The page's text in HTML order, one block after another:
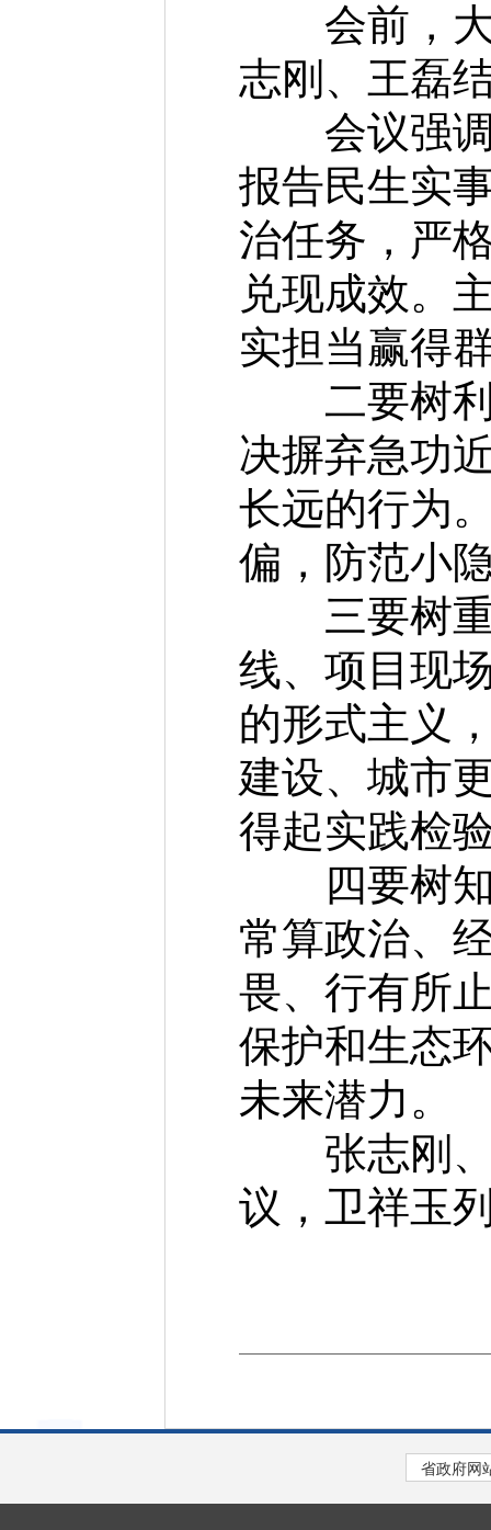
会前，大
志刚、王磊
会议强调
报告民生实
治任务，严
兑现成效。
实担当赢得
二要树利
决摒弃急功
长远的行为
偏，防范小
三要树重
线、项目现
的形式主义
建设、城市
得起实践检
四要树知
常算政治、
畏、行有所
保护和生态
未来潜力。
张志刚、
议，卫祥玉